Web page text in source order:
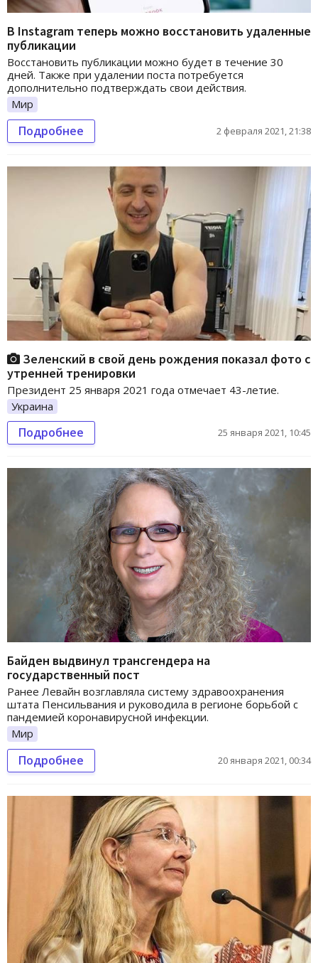
В Instagram теперь можно восстановить удаленные
публикации
Восстановить публикации можно будет в течение 30
дней. Также при удалении поста потребуется
дополнительно подтверждать свои действия.
Мир
Подробнее 2 февраля 2021, 21:38
Зеленский в свой день рождения показал фото с
утренней тренировки
Президент 25 января 2021 года отмечает 43-летие.
Украина
Подробнее 25 января 2021, 10:45
Байден выдвинул трансгендера на
государственный пост
Ранее Левайн возглавляла систему здравоохранения
штата Пенсильвания и руководила в регионе борьбой с
пандемией коронавирусной инфекции.
Мир
Подробнее 20 января 2021, 00:34